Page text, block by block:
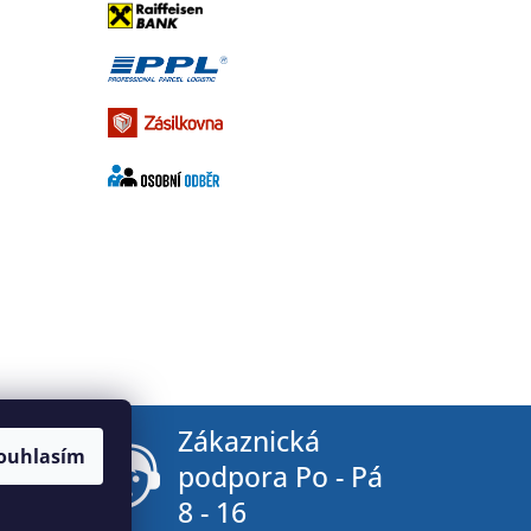
Zákaznická
podpora Po - Pá
8 - 16